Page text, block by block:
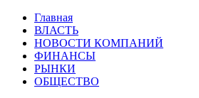
Главная
ВЛАСТЬ
НОВОСТИ КОМПАНИЙ
ФИНАНСЫ
РЫНКИ
ОБЩЕСТВО